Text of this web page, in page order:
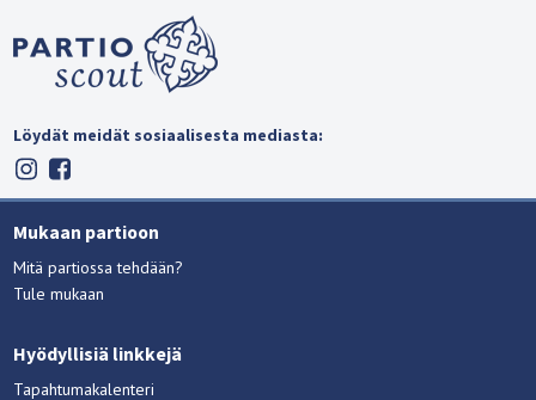
Löydät meidät sosiaalisesta mediasta:
Mukaan partioon
Mitä partiossa tehdään?
Tule mukaan
Hyödyllisiä linkkejä
Tapahtumakalenteri